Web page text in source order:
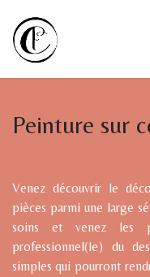
Peinture sur
Venez découvrir le
pièces parmi une large
soins et venez les
professionnel(le) du
simples qui pourront